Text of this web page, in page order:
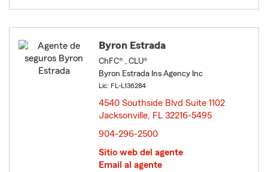
Byron Estrada
ChFC® , CLU®
Byron Estrada Ins Agency Inc
Lic: FL-L136284
4540 Southside Blvd Suite 1102
Jacksonville, FL 32216-5495
904-296-2500
Sitio web del agente
Email al agente